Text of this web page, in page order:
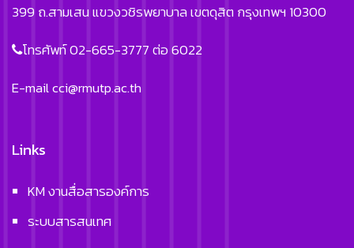
399 ถ.สามเสน แขวงวชิรพยาบาล เขตดุสิต กรุงเทพฯ 10300
โทรศัพท์ 02-665-3777 ต่อ 6022
E-mailcci@rmutp.ac.th
Links
KM งานสื่อสารองค์การ
ระบบสารสนเทศ